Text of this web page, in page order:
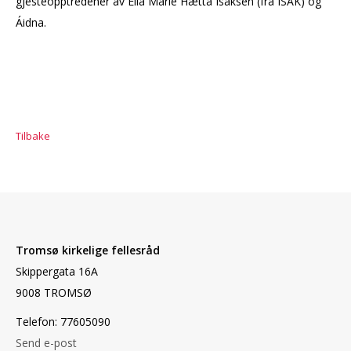
Áidna.
Tilbake
Tromsø kirkelige fellesråd
Skippergata 16A
9008 TROMSØ
Telefon: 77605090
Send e-post